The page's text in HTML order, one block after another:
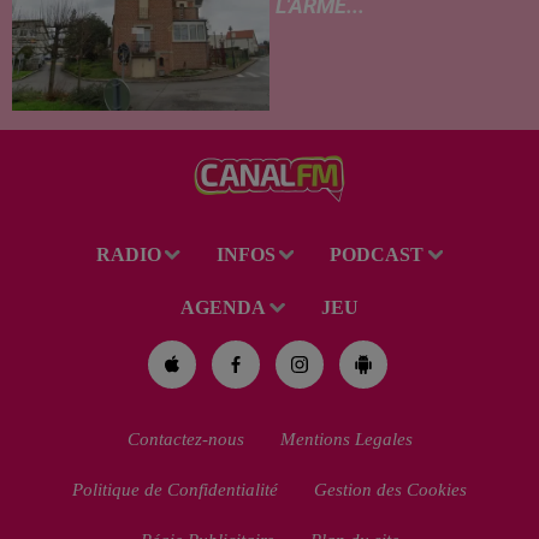
L'ARME...
pour homicide...
RADIO INFOS PODCAST
AGENDA JEU
Contactez-nous Mentions Legales
Politique de Confidentialité Gestion des Cookies